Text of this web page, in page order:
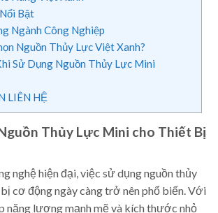
Bật
Ngành Công Nghiệp
Nguồn Thủy Lực Việt Xanh?
Sử Dụng Nguồn Thủy Lực Mini
LIÊN HỆ
Thủy Lực Mini cho Thiết Bị
nghệ hiện đại, việc sử dụng nguồn thủy
cơ động ngày càng trở nên phổ biến. Với
năng lượng mạnh mẽ và kích thước nhỏ